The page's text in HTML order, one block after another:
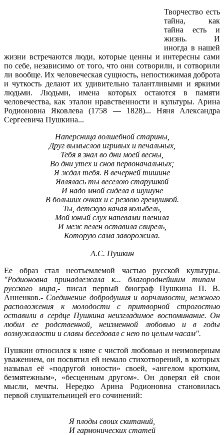
Творчество есть
тайна, как
тайна есть и
жизнь. И
иногда в нашей
жизни встречаются люди, которые ценны и интересны сами
по себе, независимо от того, что они сотворили, и сотворили
ли вообще. Их человеческая сущность, непостижимая доброта
и чуткость делают их удивительно талантливыми и яркими
людьми. Людьми, имена которых остаются в памяти
человечества, как эталон нравственности и культуры. Арина
Родионовна Яковлева (1758 — 1828)... Няня Александра
Сергеевича Пушкина...
Наперсница волшебной старины,
Друг вымыслов игривых и печальных,
Тебя я знал во дни моей весны,
Во дни утех и снов первоначальных;
Я ждал тебя. В вечерней тишине
Являлась ты веселою старушкой
И надо мной сидела в шушуне
В больших очках и с резвою гремушкой.
Ты, детскую качая колыбель,
Мой юный слух напевами пленила
И меж пелен оставила свирель,
Которую сама заворожила.
А.С. Пушкин
Ее образ стал неотъемлемой частью русской культуры.
"Родионовна принадлежала к... благороднейшим типам
русского мира,- писал первый биограф Пушкина П. В.
Анненков.- Соединение добродушия и ворчливости, нежного
расположения к молодости с притворной строгостью
оставили в сердце Пушкина неизгладимое воспоминание. Он
любил ее родственной, неизменной любовью и в годы
возмужалости и славы беседовал с нею по целым часам".
Пушкин относился к няне с чистой любовью и неимоверным
уважением, он посвятил ей немало стихотворений, в которых
называл её «подругой юности» своей, «ангелом кротким,
безмятежным», «бесценным другом». Он доверял ей свои
мысли, мечты. Нередко Арина Родионовна становилась
первой слушательницей его сочинений:
Я плоды своих скитаний,
И гармонических статей